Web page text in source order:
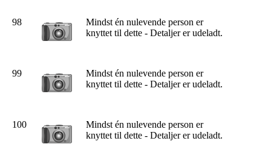
98
Mindst én nulevende person er
knyttet til dette - Detaljer er udeladt.
99
Mindst én nulevende person er
knyttet til dette - Detaljer er udeladt.
100
Mindst én nulevende person er
knyttet til dette - Detaljer er udeladt.